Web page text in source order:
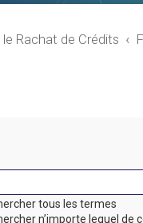
Rachat de Crédits
tous les termes
n’importe lequel de